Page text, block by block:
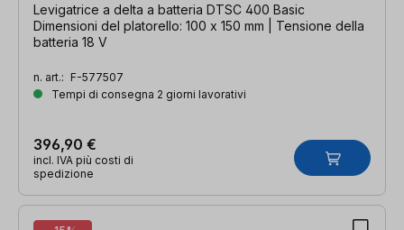
Levigatrice a delta a batteria DTSC 400 Basic
Dimensioni del platorello: 100 x 150 mm | Tensione della
batteria 18 V
n. art.: F-577507
Tempi di consegna 2 giorni lavorativi
396,90 €
incl. IVA più costi di
spedizione